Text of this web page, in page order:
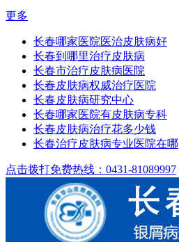
更多
长春哪家医院医治皮肤病好
长春到哪里治疗皮肤病
长春市治疗皮肤病医院
长春皮肤病权威治疗医院
长春皮肤病研究中心
长春哪家医院有皮肤病专科
长春皮肤病治疗花多少钱
长春治疗皮肤病专业医院在哪
点击拨打免费热线：0431-81089997